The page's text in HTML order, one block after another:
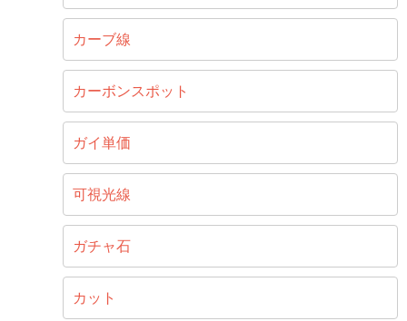
カーブ線
カーボンスポット
ガイ単価
可視光線
ガチャ石
カット